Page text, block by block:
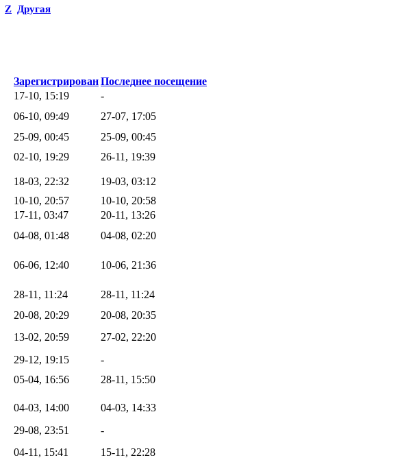
Z Другая
ЗарегистрированПоследнее посещение
17-10, 15:19 -
06-10, 09:49
27-07, 17:05
25-09, 00:45 25-09, 00:45
02-10, 19:29 26-11, 19:39
18-03, 22:32
19-03, 03:12
10-10, 20:57
10-10, 20:58
17-11, 03:47
20-11, 13:26
04-08, 01:48 04-08, 02:20
06-06, 12:40 10-06, 21:36
28-11, 11:24
28-11, 11:24
20-08, 20:29 20-08, 20:35
13-02, 20:59
27-02, 22:20
29-12, 19:15 -
05-04, 16:56 28-11, 15:50
04-03, 14:00
04-03, 14:33
29-08, 23:51 -
04-11, 15:41
15-11, 22:28